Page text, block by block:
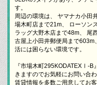
す。
周辺の環境は、 ヤマナカ小田
場木町店まで21m、 ローソン
ラッグ大野木店まで48m、 尾
古屋上小田井郵便局まで603m
活には困らない環境です。
『市場木町295KODATEXⅠ-B
きますのでお気軽にお問い合
賃貸情報を多数ご用意してお